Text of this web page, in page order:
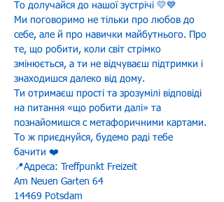
То долучайся до нашої зустрічі 💛💙
Ми поговоримо не тільки про любов до
себе, але й про навички майбутнього. Про
те, що робити, коли світ стрімко
змінюється, а ти не відчуваєш підтримки і
знаходишся далеко від дому.
Ти отримаєш прості та зрозумілі відповіді
на питання «що робити далі» та
познайомишся с метафоричними картами.
То ж приєднуйся, будемо раді тебе
бачити ❤️
📍Адреса: Treffpunkt Freizeit
Am Neuen Garten 64
14469 Potsdam